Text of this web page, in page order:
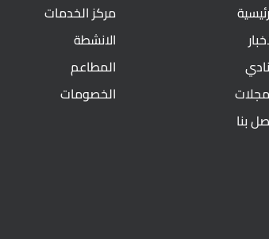
بنا
مركز الخدمات
الانشطة
المطاعم
الخصومات